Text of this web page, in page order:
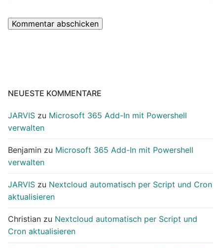
NEUESTE KOMMENTARE
JARVIS zu Microsoft 365 Add-In mit Powershell
verwalten
Benjamin zu Microsoft 365 Add-In mit Powershell
verwalten
JARVIS zu Nextcloud automatisch per Script und Cron
aktualisieren
Christian zu Nextcloud automatisch per Script und
Cron aktualisieren